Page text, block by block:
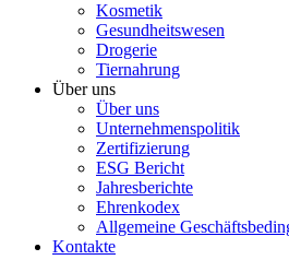
Kosmetik
Gesundheitswesen
Drogerie
Tiernahrung
Über uns
Über uns
Unternehmenspolitik
Zertifizierung
ESG Bericht
Jahresberichte
Ehrenkodex
Allgemeine
Kontakte